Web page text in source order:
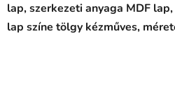
lap, szerkezeti anyaga MDF
lap színe tölgy kézműves,